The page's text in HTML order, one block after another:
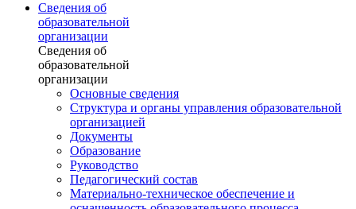
Сведения об
образовательной
организации
Сведения об
образовательной
организации
Основные сведения
Структура и органы управления образовательной
организацией
Документы
Образование
Руководство
Педагогический состав
Материально-техническое обеспечение и